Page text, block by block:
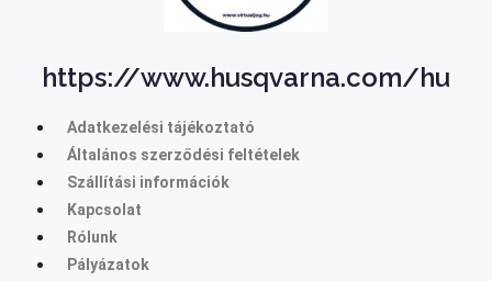
https://www.husqvarna.com/hu
Adatkezelési tájékoztató
Általános szerződési feltételek
Szállítási információk
Kapcsolat
Rólunk
Pályázatok